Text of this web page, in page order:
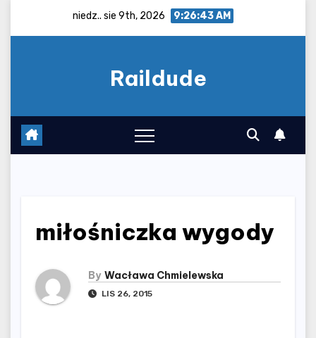
niedz.. sie 9th, 2026 9:26:43 AM
Raildude
miłośniczka wygody
By Wacława Chmielewska
LIS 26, 2015